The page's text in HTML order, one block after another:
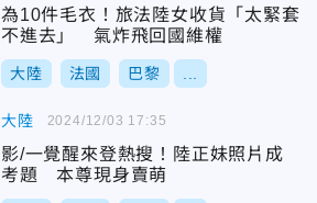
為10件毛衣！旅法陸女收貨「太緊套
不進去」 氣炸飛回國維權
大陸 法國 巴黎
大陸
影/一覺醒來登熱搜！陸正妹照片成
考題 本尊現身賣萌
2024/12/03 17:35